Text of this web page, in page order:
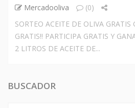
Mercadooliva
(0)
SORTEO ACEITE DE OLIVA GRATIS
GRATIS!! PARTICIPA GRATIS Y
2 LITROS DE ACEITE DE...
BUSCADOR